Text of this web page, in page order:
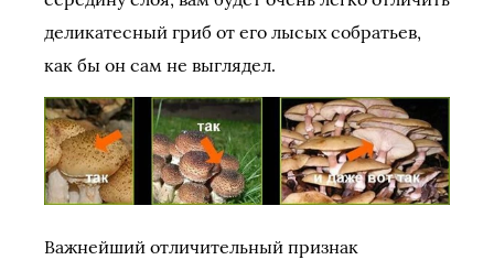
деликатесный гриб от его лысых собратьев,
как бы он сам не выглядел.
Важнейший отличительный признак